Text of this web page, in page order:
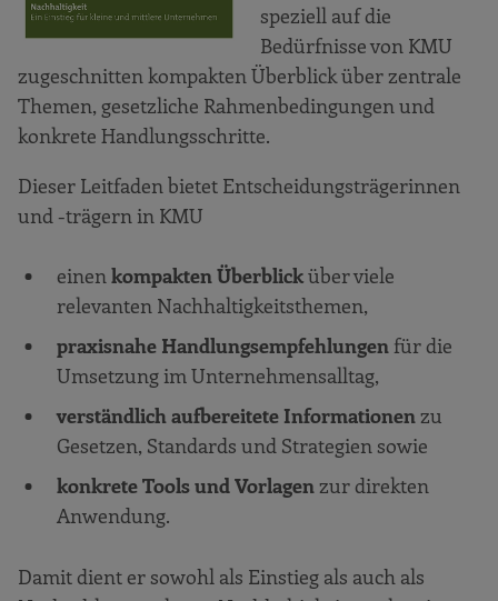
speziell auf die
Bedürfnisse von KMU
zugeschnitten kompakten Überblick über zentrale
Themen, gesetzliche Rahmenbedingungen und
konkrete Handlungsschritte.
Dieser Leitfaden bietet Entscheidungsträgerinnen
und -trägern in KMU
einen kompakten Überblicküber viele
relevanten Nachhaltigkeitsthemen,
praxisnahe Handlungsempfehlungen für die
Umsetzung im Unternehmensalltag,
verständlich aufbereitete Informationenzu
Gesetzen, Standards und Strategien sowie
konkrete Tools und Vorlagenzur direkten
Anwendung.
Damit dient er sowohl als Einstieg als auch als